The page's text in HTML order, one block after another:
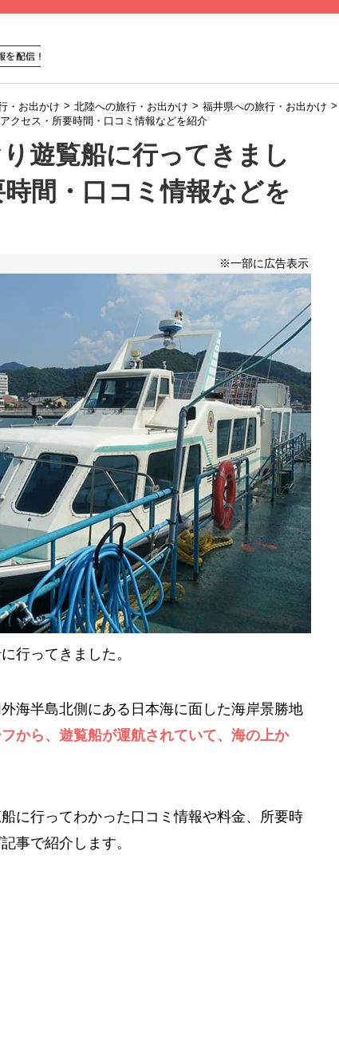
・お出かけ > 北陸への旅行・お出かけ > 福井県への旅行・お出かけ >
クセス・所要時間・口コミ情報などを紹介
遊覧船に行ってきまし
間・口コミ情報などを
※一部に広告表示
行ってきました。
海半島北側にある日本海に面した海岸景勝地
から、遊覧船が運航されていて、海の上か
に行ってわかった口コミ情報や料金、所要時
事で紹介します。